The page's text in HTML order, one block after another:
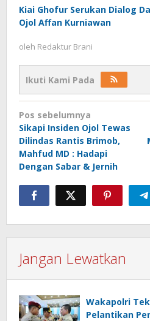
Kiai Ghofur Serukan Dialog
Ojol Affan Kurniawan
oleh Redaktur Brani
Ikuti Kami Pada
Navigasi
pos
Pos sebelumnya
Sikapi Insiden Ojol Tewas
Dilindas Rantis Brimob,
Mahfud MD : Hadapi
Dengan Sabar & Jernih
Jangan Lewatkan
Wakapolri
Pelantikan